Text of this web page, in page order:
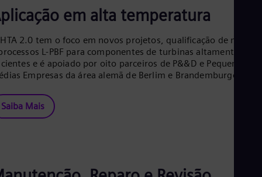
em alta temperatura
2.0 tem o foco em novos projetos, qualificação de
L-PBF para componentes de turbinas altamente
e é apoiado por oito parceiros de P&&D e Pequenas e
Empresas da área alemã de Berlim e Brandemburgo.
Saiba Mais